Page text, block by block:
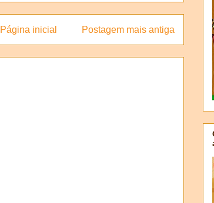
Postagem mais antiga
Página inicial